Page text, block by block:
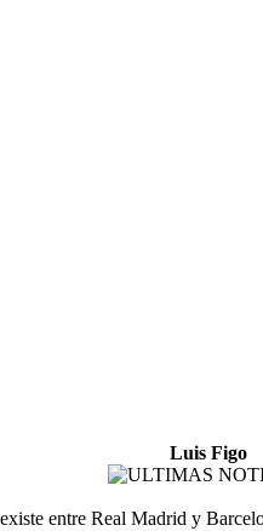
Luis Figo
entre Real Madrid y